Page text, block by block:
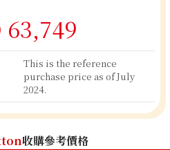
This is the reference
purchase price as of July
2024.
收購參考價格